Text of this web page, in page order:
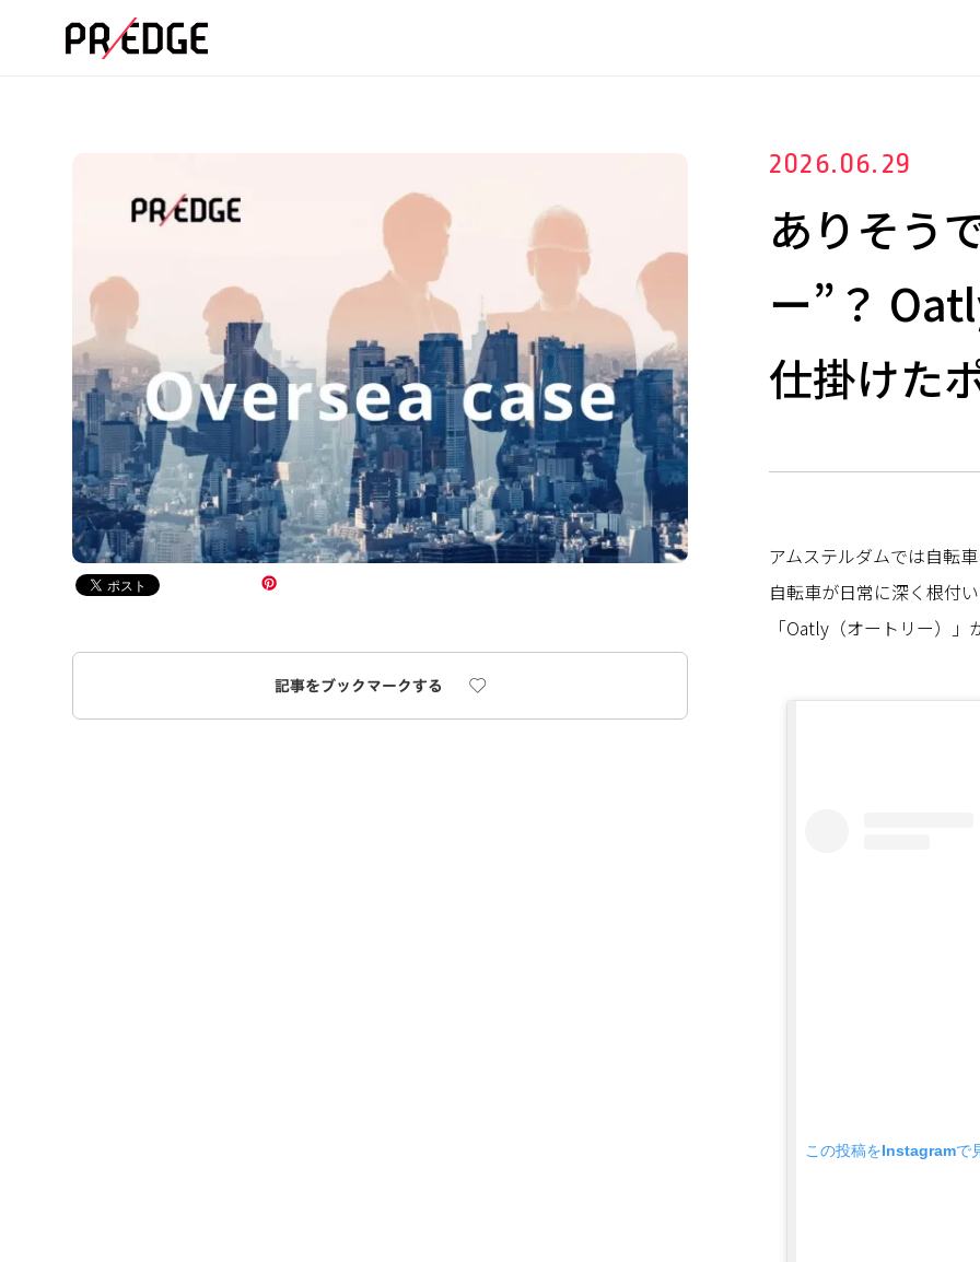
2026.06.29
ありそう
ー”？
仕掛けた
アムステルダムでは自転
自転車が日常に深く根付
「Oatly（オートリー）
この投稿をInstagramで